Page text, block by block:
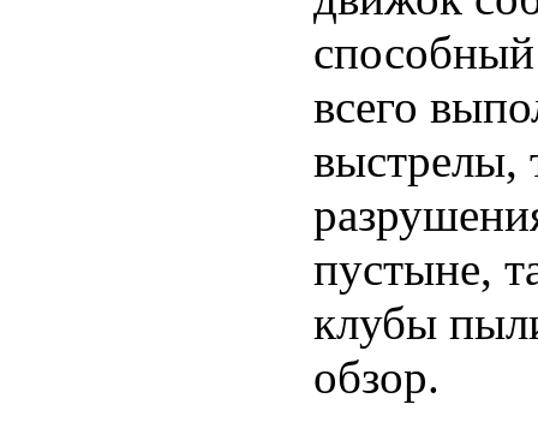
всего
выстрелы,
пустыне,
клубы
обзор.